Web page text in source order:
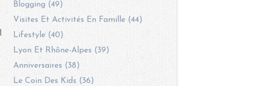
Blogging (49)
Visites Et Activités En Famille (44)
Lifestyle (40)
Lyon Et Rhône-Alpes (39)
Anniversaires (38)
Le Coin Des Kids (36)